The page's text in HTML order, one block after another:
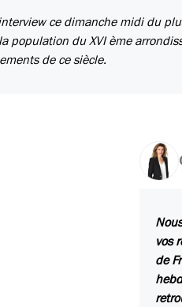
ce dimanche midi du
population du XVI ème
de ce siècle.
vos
de